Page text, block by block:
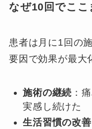
なぜ10回でここ
患者は月に1回の
要因で効果が最大
施術の継続 ：
実感し続けた
生活習慣の改善